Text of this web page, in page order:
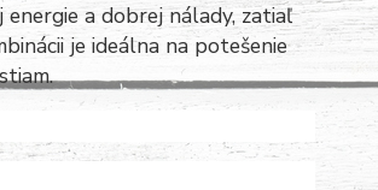
a dobrej nálady, zatiaľ
je ideálna na potešenie